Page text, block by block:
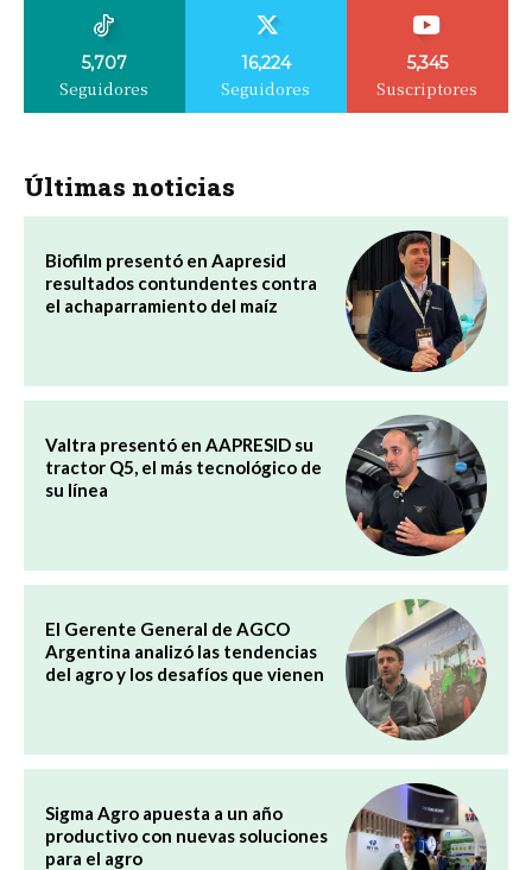
5,707
Seguidores
16,224
Seguidores
5,345
Suscriptores
Últimas noticias
Biofilm presentó en Aapresid
resultados contundentes contra
el achaparramiento del maíz
Valtra presentó en AAPRESID su
tractor Q5, el más tecnológico de
su línea
El Gerente General de AGCO
Argentina analizó las tendencias
del agro y los desafíos que vienen
Sigma Agro apuesta a un año
productivo con nuevas soluciones
para el agro